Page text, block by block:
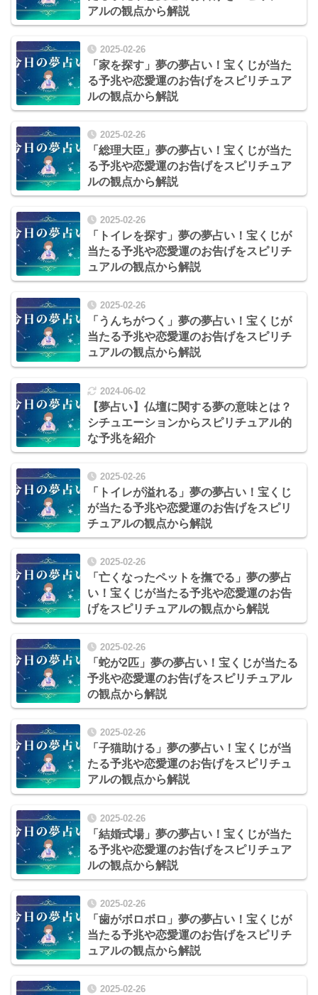
アルの観点から解説
2025-02-26
「家を探す」夢の夢占い！宝くじが当た
る予兆や恋愛運のお告げをスピリチュア
ルの観点から解説
2025-02-26
「総理大臣」夢の夢占い！宝くじが当た
る予兆や恋愛運のお告げをスピリチュア
ルの観点から解説
2025-02-26
「トイレを探す」夢の夢占い！宝くじが
当たる予兆や恋愛運のお告げをスピリチ
ュアルの観点から解説
2025-02-26
「うんちがつく」夢の夢占い！宝くじが
当たる予兆や恋愛運のお告げをスピリチ
ュアルの観点から解説
2024-06-02
【夢占い】仏壇に関する夢の意味とは？
シチュエーションからスピリチュアル的
な予兆を紹介
2025-02-26
「トイレが溢れる」夢の夢占い！宝くじ
が当たる予兆や恋愛運のお告げをスピリ
チュアルの観点から解説
2025-02-26
「亡くなったペットを撫でる」夢の夢占
い！宝くじが当たる予兆や恋愛運のお告
げをスピリチュアルの観点から解説
2025-02-26
「蛇が2匹」夢の夢占い！宝くじが当たる
予兆や恋愛運のお告げをスピリチュアル
の観点から解説
2025-02-26
「子猫助ける」夢の夢占い！宝くじが当
たる予兆や恋愛運のお告げをスピリチュ
アルの観点から解説
2025-02-26
「結婚式場」夢の夢占い！宝くじが当た
る予兆や恋愛運のお告げをスピリチュア
ルの観点から解説
2025-02-26
「歯がボロボロ」夢の夢占い！宝くじが
当たる予兆や恋愛運のお告げをスピリチ
ュアルの観点から解説
2025-02-26